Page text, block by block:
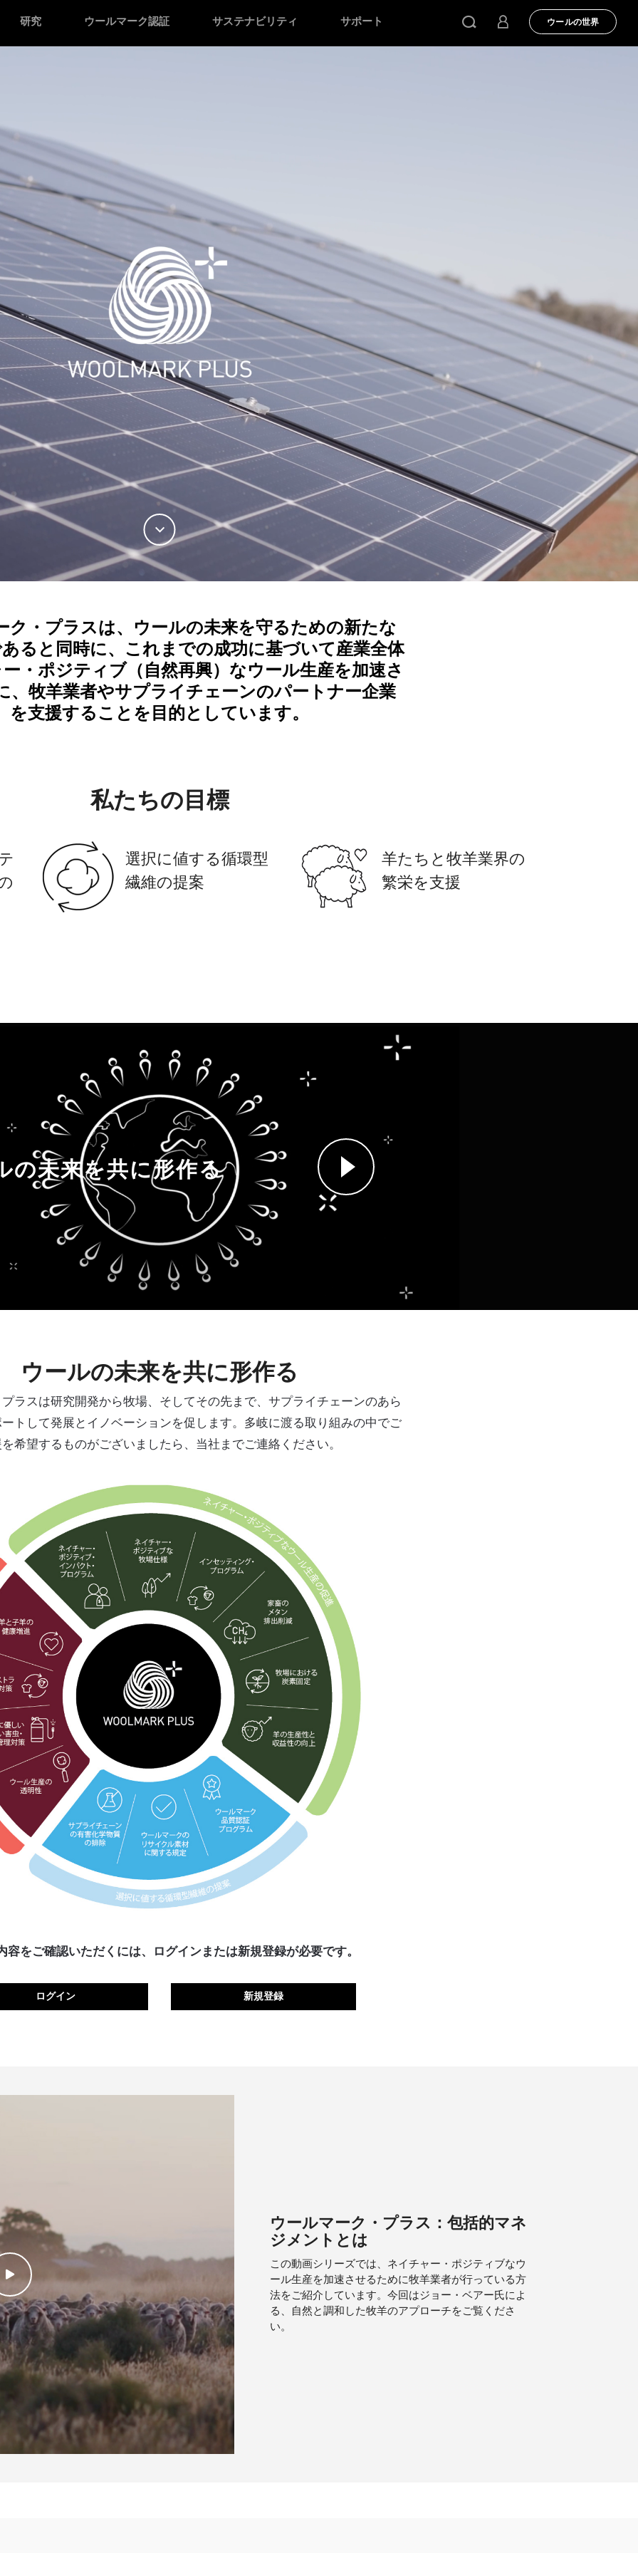
研究 ウールマーク認証 サステナビリティ サポート ウールの世界
ク・プラスは、ウールの未来を守るための新たな
ると同時に、これまでの成功に基づいて産業全体
・ポジティブ（自然再興）なウール生産を加速さ
、牧羊業者やサプライチェーンのパートナー企業
を支援することを目的としています。
私たちの目標
選択に値する循環型
繊維の提案
羊たちと牧羊業界の
繁栄を支援
の未来を共に形作る
ウールの未来を共に形作る
ラスは研究開発から牧場、そしてその先まで、サプライチェーンのあら
トして発展とイノベーションを促します。多岐に渡る取り組みの中でご
希望するものがございましたら、当社までご連絡ください。
容をご確認いただくには、ログインまたは新規登録が必要です。​
ログイン 新規登録​
Play Video
ウールマーク・プラス：包括的マネ
ジメントとは
この動画シリーズでは、ネイチャー・ポジティブなウ
ール生産を加速させるために牧羊業者が行っている方
法をご紹介しています。今回はジョー・ベアー氏によ
る、自然と調和した牧羊のアプローチをご覧くださ
い。​